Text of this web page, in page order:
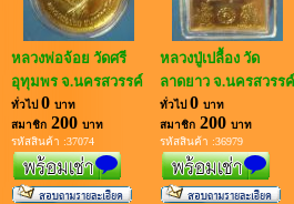
หลวงพ่อจ้อย วัดศรี
อุทุมพร จ.นครสวรรค์
ทั่วไป 0 บาท
สมาชิก200 บาท
รหัสสินค้า :37074
หลวงปู่เปลื้อง วัด
ลาดยาว จ.นครสวรรค์
ทั่วไป 0 บาท
สมาชิก200 บาท
รหัสสินค้า :36979